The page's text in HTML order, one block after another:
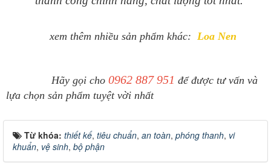
xem thêm nhiều sản phẩm khác: Loa Nen
Hãy gọi cho 0962 887 951 để được tư vấn và
lựa chọn sản phẩm tuyệt vời nhất
Từ khóa: thiết kế, tiêu chuẩn, an toàn, phóng thanh, vi
khuẩn, vệ sinh, bộ phận